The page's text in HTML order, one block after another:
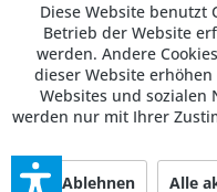
Diese Website benutzt
Betrieb der Website
werden. Andere
dieser Website
Websites und sozialen
werden nur mit Ihrer
Ablehnen Alle